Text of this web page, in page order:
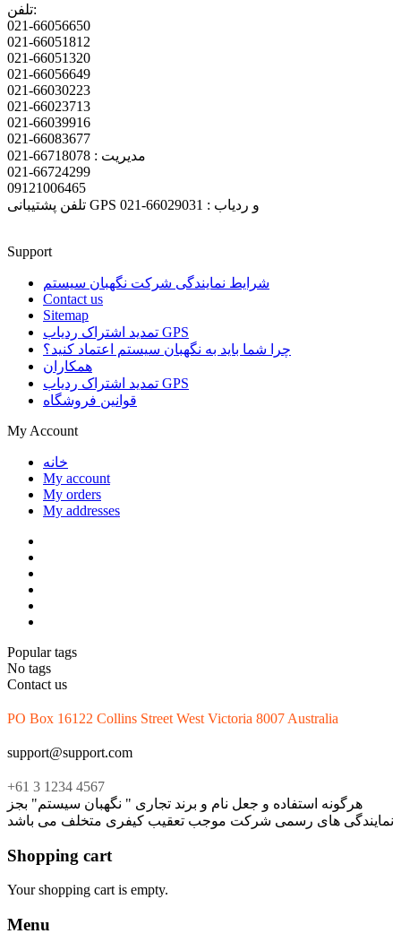
تلفن:
021-66056650
021-66051812
021-66051320
021-66056649
021-66030223
021-66023713
021-66039916
021-66083677
مدیریت : 66718078-021
021-66724299
09121006465
تلفن پشتیبانی GPS و ردیاب : 66029031-021
Support
شرایط نمایندگی شرکت نگهبان سیستم
Contact us
Sitemap
تمدید اشتراک ردیاب GPS
چرا شما باید به نگهبان سیستم اعتماد کنید؟
همکاران
تمدید اشتراک ردیاب GPS
قوانین فروشگاه
My Account
خانه
My account
My orders
My addresses
Popular tags
No tags
Contact us
PO Box 16122 Collins Street West Victoria 8007 Australia
support@support.com
+61 3 1234 4567
هرگونه استفاده و جعل نام و برند تجاری " نگهبان سیستم" بجز
نمایندگی های رسمی شرکت موجب تعقیب کیفری متخلف می باشد
Shopping cart
Your shopping cart is empty.
Menu